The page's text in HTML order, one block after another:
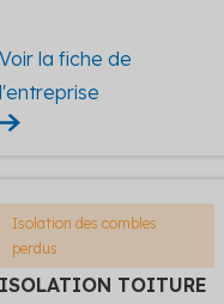
Voir la fiche de
l'entreprise
Isolation des combles
perdus
ISOLATION TOITURE